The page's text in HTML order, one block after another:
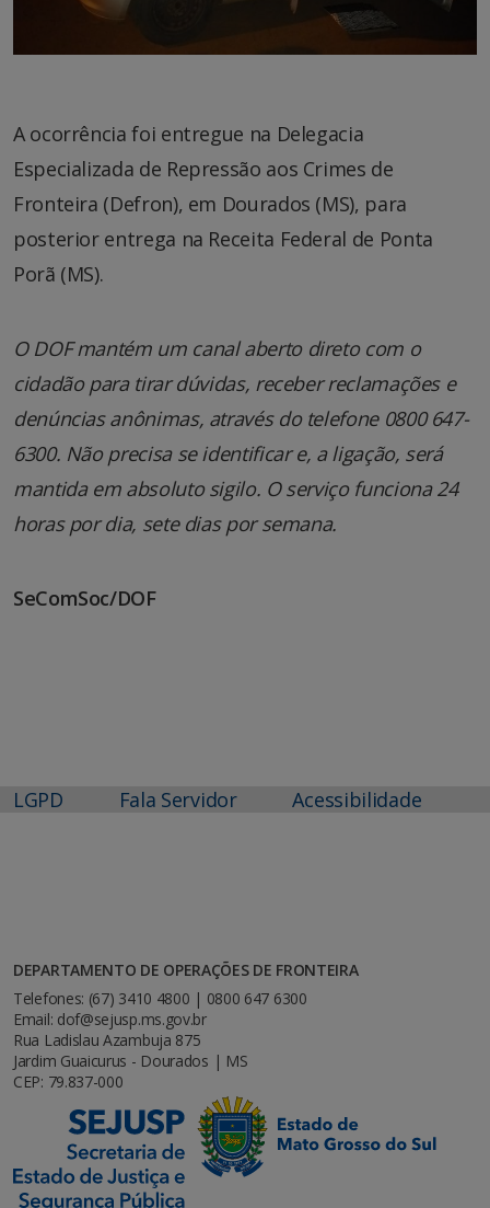
A ocorrência foi entregue na Delegacia
Especializada de Repressão aos Crimes de
Fronteira (Defron), em Dourados (MS), para
posterior entrega na Receita Federal de Ponta
Porã (MS).
O DOF mantém um canal aberto direto com o
cidadão para tirar dúvidas, receber reclamações e
denúncias anônimas, através do telefone 0800 647-
6300. Não precisa se identificar e, a ligação, será
mantida em absoluto sigilo. O serviço funciona 24
horas por dia, sete dias por semana.
SeComSoc/DOF
LGPD Fala Servidor Acessibilidade
DEPARTAMENTO DE OPERAÇÕES DE FRONTEIRA
Telefones: (67) 3410 4800 | 0800 647 6300
Email: dof@sejusp.ms.gov.br
Rua Ladislau Azambuja 875
Jardim Guaicurus - Dourados | MS
CEP: 79.837-000